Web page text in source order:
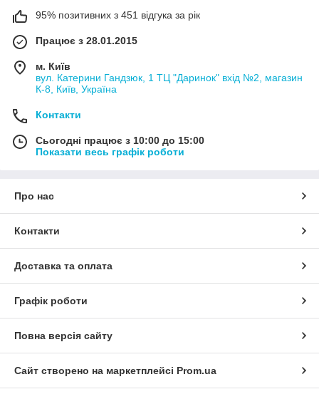
95% позитивних з 451 відгука за рік
Працює з 28.01.2015
м. Київ
вул. Катерини Гандзюк, 1 ТЦ "Даринок" вхід №2, магазин
К-8, Київ, Україна
Контакти
Сьогодні працює з 10:00 до 15:00
Показати весь графік роботи
Про нас
Контакти
Доставка та оплата
Графік роботи
Повна версія сайту
Сайт створено на маркетплейсі Prom.ua